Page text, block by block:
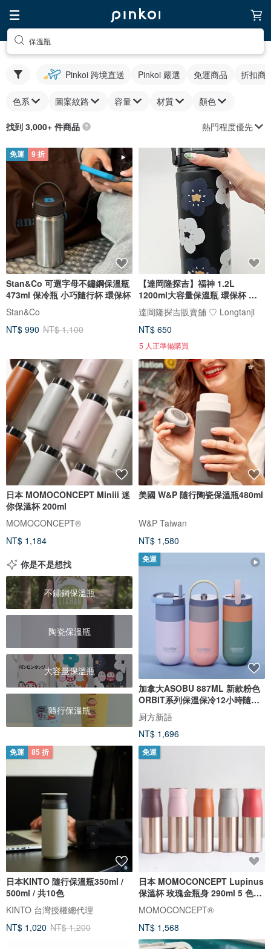
保溫瓶
Pinkoi 跨境直送 Pinkoi 嚴選 免運商品 折扣商
色系 圖案紋路 容量 材質 顏色
找到 3,000+ 件商品 熱門程度優先
免運 9 折
Stan&Co 可選字母不鏽鋼保溫瓶
473ml 保冷瓶 小巧隨行杯 環保杯
Stan&Co
NT$ 990 NT$ 1,100
【達岡隆探吉】福神 1.2L
1200ml大容量保溫瓶 環保杯 保
溫杯
達岡隆探吉販賣舖 ♡ Longtanji
NT$ 650
5 人正準備購買
日本 MOMOCONCEPT Miniii 迷
你保溫杯 200ml
MOMOCONCEPT®
NT$ 1,184
美國 W&P 隨行陶瓷保溫瓶480ml
W&P Taiwan
NT$ 1,580
你是不是想找
不鏽鋼保溫瓶
陶瓷保溫瓶
大容量保溫瓶
隨行保溫瓶
免運
加拿大ASOBU 887ML 新款粉色
ORBIT系列保溫保冷12小時隨身
時尚水
厨方新語
NT$ 1,696
免運 85 折
日本KINTO 隨行保溫瓶350ml /
500ml / 共10色
KINTO 台灣授權總代理
NT$ 1,020 NT$ 1,200
免運
日本 MOMOCONCEPT Lupinus
保溫杯 玫瑰金瓶身 290ml 5 色可
選
MOMOCONCEPT®
NT$ 1,568